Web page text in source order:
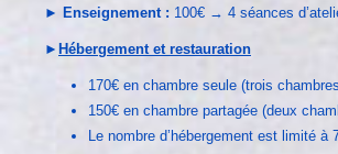
► Enseignement: 100€ → 4 séances
► Hébergement et restauration
170€ en chambre seule (trois
150€ en chambre partagée (deux
Le nombre d’hébergement est limité à